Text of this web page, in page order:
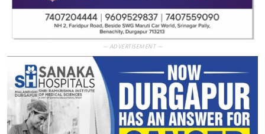
— ADVERTISEMENT —